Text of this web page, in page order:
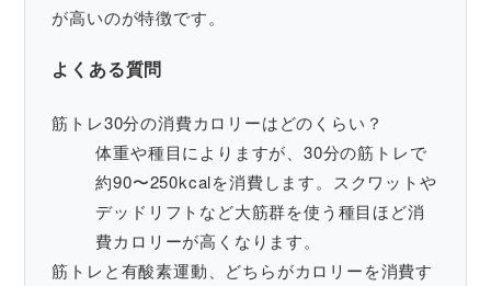
が高いのが特徴です。
よくある質問
筋トレ30分の消費カロリーはどのくらい？
体重や種目によりますが、30分の筋トレで
約90〜250kcalを消費します。スクワットや
デッドリフトなど大筋群を使う種目ほど消
費カロリーが高くなります。
筋トレと有酸素運動、どちらがカロリーを消費す